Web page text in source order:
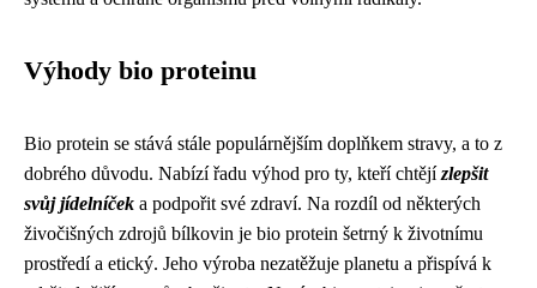
Výhody bio proteinu
Bio protein se stává stále populárnějším doplňkem stravy, a to z
dobrého důvodu. Nabízí řadu výhod pro ty, kteří chtějízlepšit
svůj jídelníček a podpořit své zdraví. Na rozdíl od některých
živočišných zdrojů bílkovin je bio protein šetrný k životnímu
prostředí a etický. Jeho výroba nezatěžuje planetu a přispívá k